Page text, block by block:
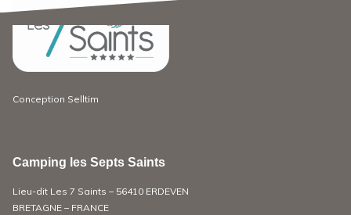
Conception Selltim
Camping les Septs Saints
Lieu-dit Les 7 Saints – 56410 ERDEVEN
BRETAGNE – FRANCE